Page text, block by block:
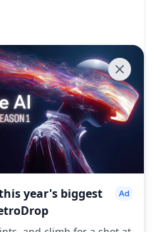
year's biggest